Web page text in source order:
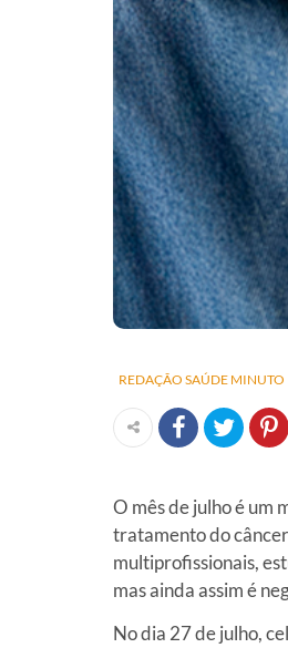
REDAÇÃO SAÚDE MINUTO
O mês de julho é um
tratamento do
multiprofissionais,
mas ainda assim é
No dia 27 de julho,